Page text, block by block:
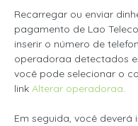
Recarregar ou enviar
pagamento de Lao
inserir o número de
operadoraa detectados
você pode selecionar o
link Alterar operadoraa.
Em seguida, você